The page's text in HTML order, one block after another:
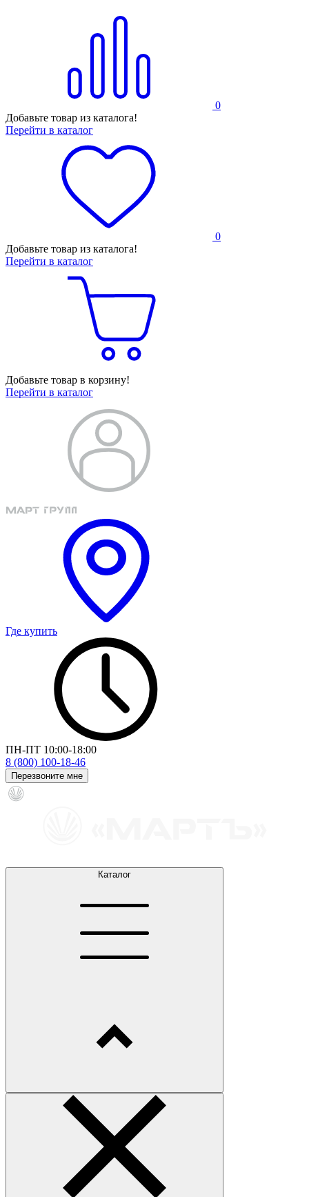
0
Добавьте товар из каталога!
Перейти в каталог
0
Добавьте товар из каталога!
Перейти в каталог
Добавьте товар в корзину!
Перейти в каталог
Где купить
ПН-ПТ 10:00-18:00
8 (800) 100-18-46
Перезвоните мне
Каталог